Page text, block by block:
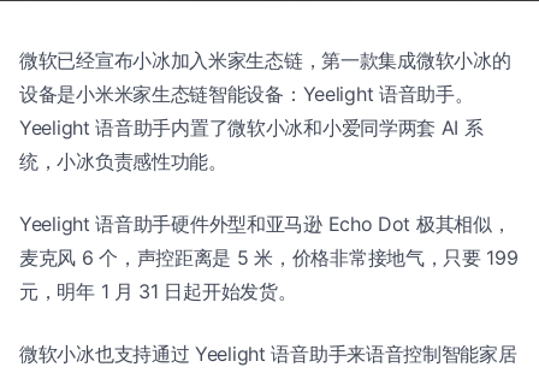
微软已经宣布小冰加入米家生态链，第一款集成微软小冰的
设备是小米米家生态链智能设备：Yeelight 语音助手。
Yeelight 语音助手内置了微软小冰和小爱同学两套 AI 系
统，小冰负责感性功能。
Yeelight 语音助手硬件外型和亚马逊 Echo Dot 极其相似，
麦克风 6 个，声控距离是 5 米，价格非常接地气，只要 199
元，明年 1 月 31 日起开始发货。
微软小冰也支持通过 Yeelight 语音助手来语音控制智能家居